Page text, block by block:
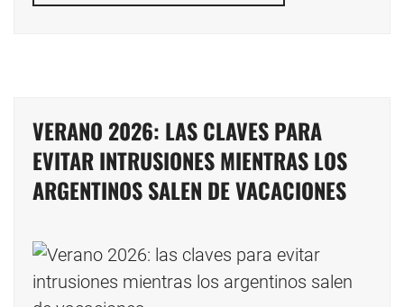
VERANO 2026: LAS CLAVES PARA
EVITAR INTRUSIONES MIENTRAS LOS
ARGENTINOS SALEN DE VACACIONES